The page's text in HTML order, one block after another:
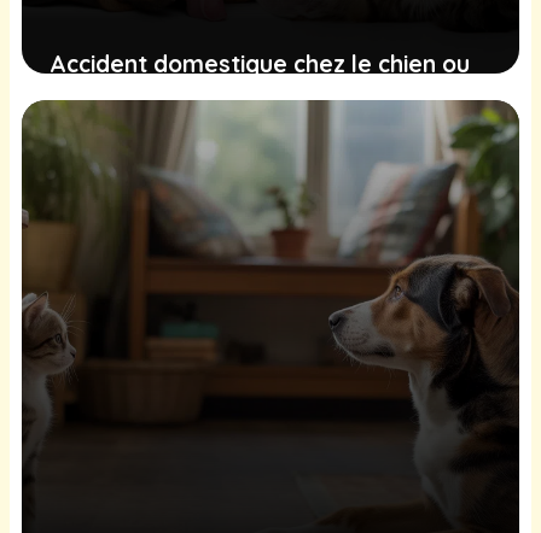
Accident domestique chez le chien ou
le chat : comment réagir
immédiatement ?
6 mars 2026